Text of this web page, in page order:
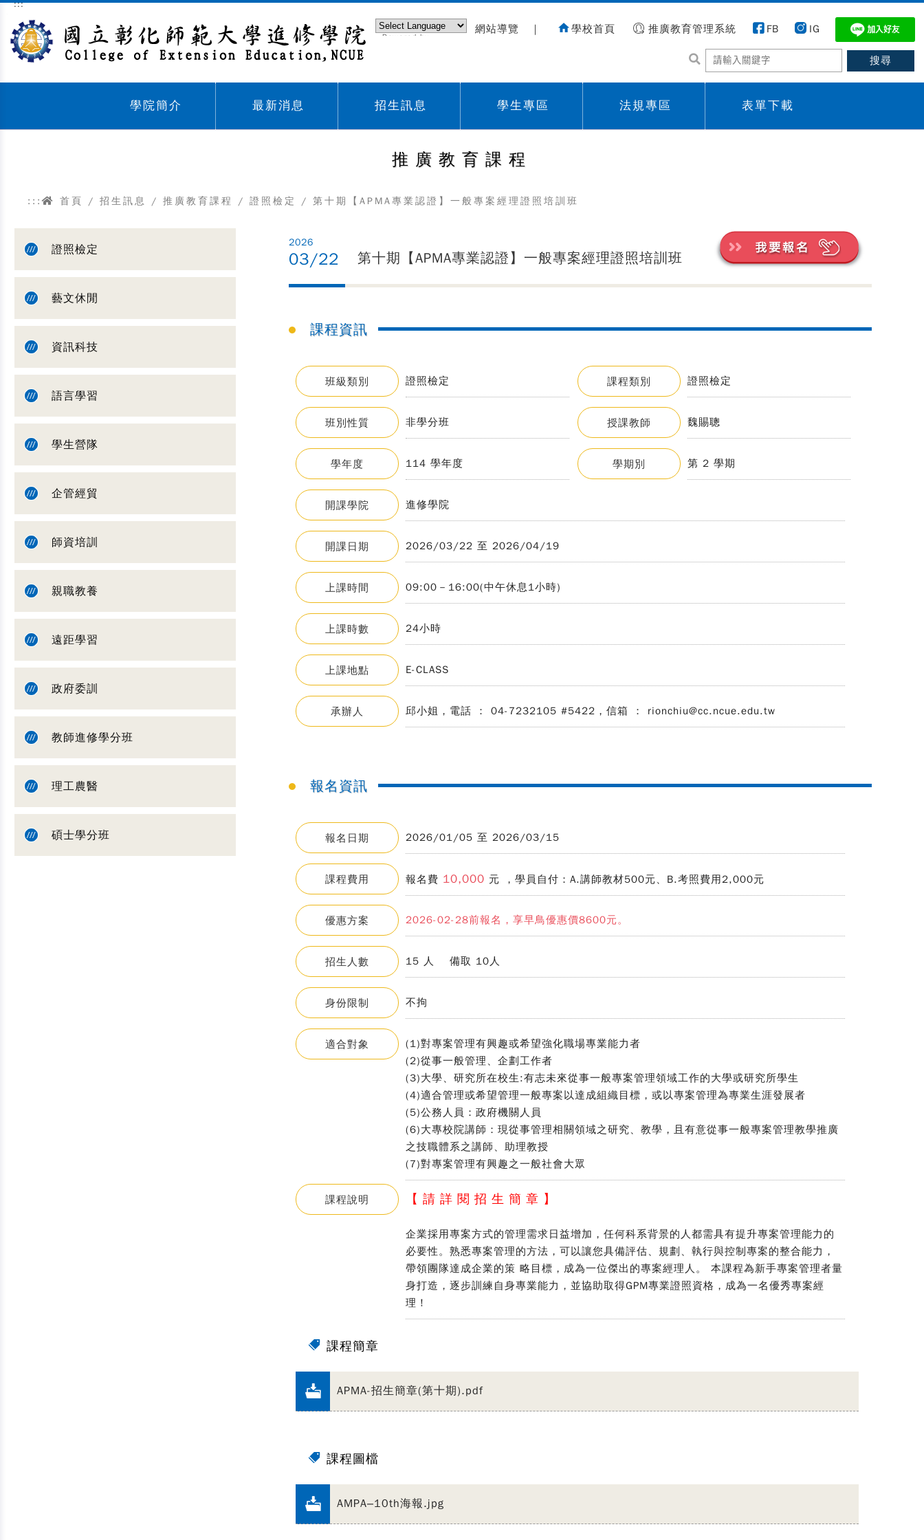
跳到主要內容區塊
:::
Powered by
網站導覽 ｜ 學校首頁 推廣教育管理系統 FB IG
學院簡介 最新消息 招生訊息 學生專區 法規專區 表單下載
推廣教育課程
::: 首頁 / 招生訊息 / 推廣教育課程 / 證照檢定 / 第十期【APMA專業認證】一般專案經理證照培訓班
證照檢定
藝文休閒
資訊科技
語言學習
學生營隊
企管經貿
師資培訓
親職教養
遠距學習
政府委訓
教師進修學分班
理工農醫
碩士學分班
2026
03/22 第十期【APMA專業認證】一般專案經理證照培訓班
課程資訊
班級類別 證照檢定 課程類別 證照檢定
班別性質 非學分班 授課教師 魏賜聰
學年度 114 學年度 學期別 第 2 學期
開課學院 進修學院
開課日期 2026/03/22 至 2026/04/19
上課時間 09:00－16:00(中午休息1小時)
上課時數 24小時
上課地點 E-CLASS
承辦人 邱小姐，電話 ： 04-7232105 #5422，信箱 ： rionchiu@cc.ncue.edu.tw
報名資訊
報名日期 2026/01/05 至 2026/03/15
課程費用 報名費 10,000 元 ，學員自付：A.講師教材500元、B.考照費用2,000元
優惠方案 2026-02-28前報名，享早鳥優惠價8600元。
招生人數 15 人 備取 10人
身份限制 不拘
適合對象
(1)對專案管理有興趣或希望強化職場專業能力者
(2)從事一般管理、企劃工作者
(3)大學、研究所在校生:有志未來從事一般專案管理領域工作的大學或研究所學生
(4)適合管理或希望管理一般專案以達成組織目標，或以專案管理為專業生涯發展者
(5)公務人員：政府機關人員
(6)大專校院講師：現從事管理相關領域之研究、教學，且有意從事一般專案管理教學推廣
之技職體系之講師、助理教授
(7)對專案管理有興趣之一般社會大眾
課程說明 【 請 詳 閱 招 生 簡 章 】
企業採用專案方式的管理需求日益增加，任何科系背景的人都需具有提升專案管理能力的
必要性。熟悉專案管理的方法，可以讓您具備評估、規劃、執行與控制專案的整合能力，
帶領團隊達成企業的策 略目標，成為一位傑出的專案經理人。 本課程為新手專案管理者量
身打造，逐步訓練自身專業能力，並協助取得GPM專業證照資格，成為一名優秀專案經
理！
課程簡章
APMA-招生簡章(第十期).pdf
課程圖檔
AMPA–10th海報.jpg